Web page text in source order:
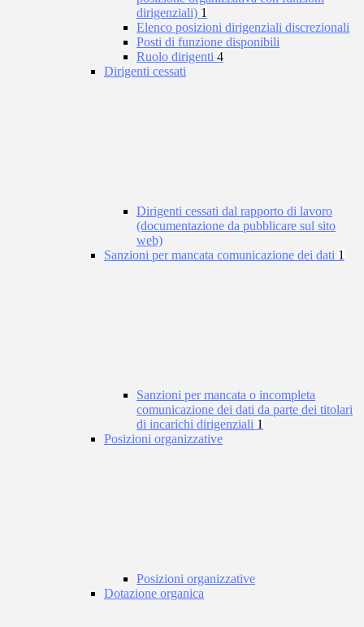
dirigenziali) 1
Elenco posizioni dirigenziali discrezionali
Posti di funzione disponibili
Ruolo dirigenti 4
Dirigenti cessati
Dirigenti cessati dal rapporto di lavoro
(documentazione da pubblicare sul sito
web)
Sanzioni per mancata comunicazione dei dati 1
Sanzioni per mancata o incompleta
comunicazione dei dati da parte dei titolari
di incarichi dirigenziali 1
Posizioni organizzative
Posizioni organizzative
Dotazione organica